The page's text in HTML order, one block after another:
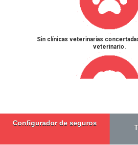
Sin clínicas veterinarias
veterinario.
Responsabilidad civil obligatoria.
Configurador de seguros